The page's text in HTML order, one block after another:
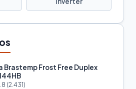
Brastemp Frost Free Duplex
(2.431)